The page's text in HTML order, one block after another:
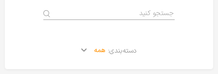
دسته‌بندی: همه